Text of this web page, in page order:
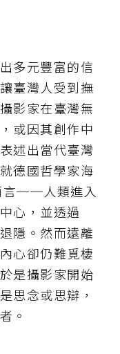
多元豐富的信
臺灣人受到撫
影家在臺灣無
或因其創作中
述出當代臺灣
德國哲學家海
言──人類進入
心，並透過
隱。然而遠離
心卻仍難覓棲
是攝影家開始
思念或思辯，
。